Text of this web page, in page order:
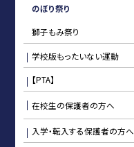
のぼり祭り
獅子もみ祭り
学校版もったいない運動
【PTA】
在校生の保護者の方へ
入学・転入する保護者の方へ